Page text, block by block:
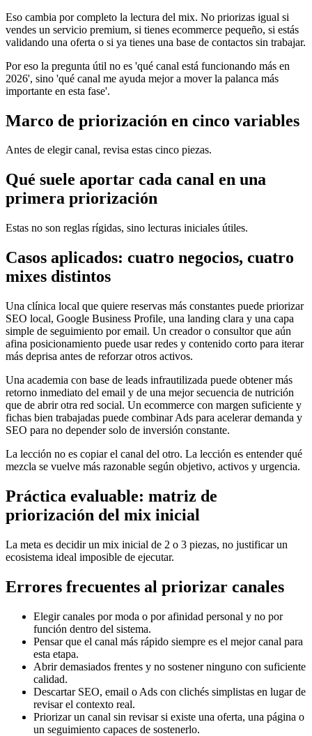
Eso cambia por completo la lectura del mix. No priorizas igual si
vendes un servicio premium, si tienes ecommerce pequeño, si estás
validando una oferta o si ya tienes una base de contactos sin trabajar.
Por eso la pregunta útil no es 'qué canal está funcionando más en
2026', sino 'qué canal me ayuda mejor a mover la palanca más
importante en esta fase'.
Marco de priorización en cinco variables
Antes de elegir canal, revisa estas cinco piezas.
Qué suele aportar cada canal en una
primera priorización
Estas no son reglas rígidas, sino lecturas iniciales útiles.
Casos aplicados: cuatro negocios, cuatro
mixes distintos
Una clínica local que quiere reservas más constantes puede priorizar
SEO local, Google Business Profile, una landing clara y una capa
simple de seguimiento por email. Un creador o consultor que aún
afina posicionamiento puede usar redes y contenido corto para iterar
más deprisa antes de reforzar otros activos.
Una academia con base de leads infrautilizada puede obtener más
retorno inmediato del email y de una mejor secuencia de nutrición
que de abrir otra red social. Un ecommerce con margen suficiente y
fichas bien trabajadas puede combinar Ads para acelerar demanda y
SEO para no depender solo de inversión constante.
La lección no es copiar el canal del otro. La lección es entender qué
mezcla se vuelve más razonable según objetivo, activos y urgencia.
Práctica evaluable: matriz de
priorización del mix inicial
La meta es decidir un mix inicial de 2 o 3 piezas, no justificar un
ecosistema ideal imposible de ejecutar.
Errores frecuentes al priorizar canales
Elegir canales por moda o por afinidad personal y no por
función dentro del sistema.
Pensar que el canal más rápido siempre es el mejor canal para
esta etapa.
Abrir demasiados frentes y no sostener ninguno con suficiente
calidad.
Descartar SEO, email o Ads con clichés simplistas en lugar de
revisar el contexto real.
Priorizar un canal sin revisar si existe una oferta, una página o
un seguimiento capaces de sostenerlo.